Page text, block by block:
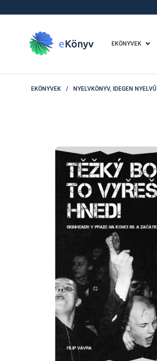
EKÖNYVEK
EKÖNYVEK / NYELVKÖNYV, IDEGEN NYELVŰ